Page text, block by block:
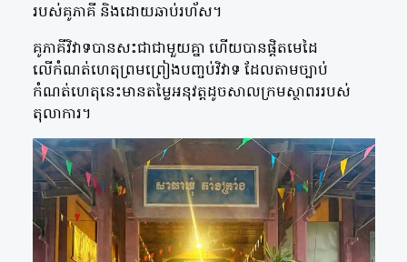
របស់គូភាគី និងដោយឆាប់រហ័ស។
គូភាគីវិវាទបានសះជាជាមួយគ្នា ហើយបានផ្តិតមេដៃ
លើកំណត់ហេតុព្រមព្រៀងបញ្ចប់វិវាទ ដែលតាមច្បាប់
កំណត់ហេតុនេះមានតម្លៃអនុវត្តដូចសាលក្រមស្ថាពររបស់
តុលាការ។